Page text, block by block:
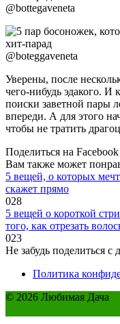
@bottegaveneta
@boteggaveneta
Уверены, после
чего-нибудь эдакого. И
поиски заветной пары
впереди. А для этого
чтобы не тратить
Поделиться на Facebook
Вам также может
5 вещей, о которых
скажет прямо
028
5 вещей о короткой
того, как отрезать
023
Не забудь поделиться с
Политика
© 2026 Любимая Дача